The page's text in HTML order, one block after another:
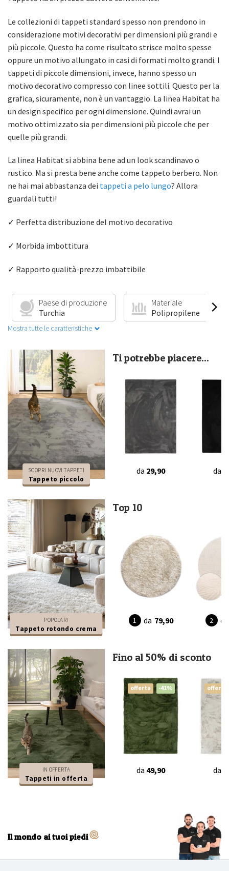
Le collezioni di tappeti standard spesso non prendono in
considerazione motivi decorativi per dimensioni più grandi e
più piccole. Questo ha come risultato strisce molto spesse
oppure un motivo allungato in casi di formati molto grandi. I
tappeti di piccole dimensioni, invece, hanno spesso un
motivo decorativo compresso con linee sottili. Questo per la
grafica, sicuramente, non è un vantaggio. La linea Habitat ha
un design specifico per ogni dimensione. Quindi avrai un
motivo ottimizzato sia per dimensioni più piccole che per
quelle più grandi.
La linea Habitat si abbina bene ad un look scandinavo o
rustico. Ma si presta bene anche come tappeto berbero. Non
ne hai mai abbastanza dei tappeti a pelo lungo? Allora
guardali tutti!
✓ Perfetta distribuzione del motivo decorativo
✓ Morbida imbottitura
✓ Rapporto qualità-prezzo imbattibile
Paese di produzione
Turchia
Materiale
Polipropilene
Mostra tutte le caratteristiche
SCOPRI NUOVI TAPPETI
Tappeto piccolo
Ti potrebbe piacere...
da 29,90 da
POPOLARI
Tappeto rotondo crema
Top 10
da 79,90 da
IN OFFERTA
Tappeti in offerta
Fino al 50% di sconto
offerta -41%
da 49,90
offerta
da
Il mondo ai tuoi piedi